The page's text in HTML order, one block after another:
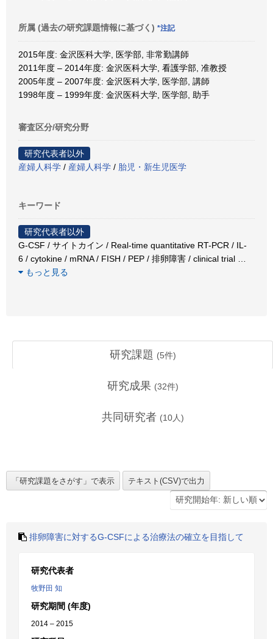
所属 (過去の研究課題情報に基づく) *注記
2015年度: 金沢医科大学, 医学部, 非常勤講師
2011年度 – 2014年度: 金沢医科大学, 看護学部, 准教授
2005年度 – 2007年度: 金沢医科大学, 医学部, 講師
1998年度 – 1999年度: 金沢医科大学, 医学部, 助手
審査区分/研究分野
研究代表者以外
産婦人科学 / 産婦人科学 / 胎児・新生児医学
キーワード
研究代表者以外
G-CSF / サイトカイン / Real-time quantitative RT-PCR / IL-
6 / cytokine / mRNA / FISH / PEP / 排卵障害 / clinical trial
もっと見る
研究課題 (5件)
研究成果 (32件)
共同研究者 (10人)
排卵障害に対するG-CSFによる治療法の確立を目指して
研究代表者
牧野田 知
研究期間 (年度)
2014 – 2015